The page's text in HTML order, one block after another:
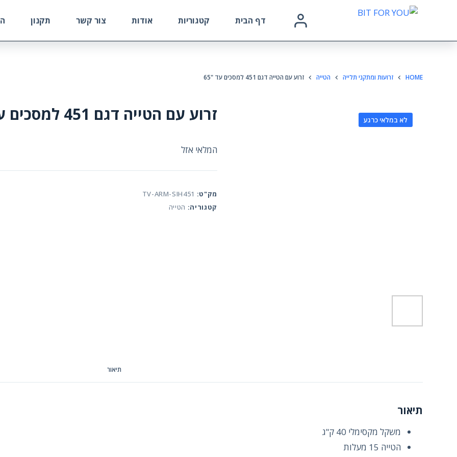
דף הבית קטגוריות אודות צור קשר תקנון
HOME זרועות ומתקני תלייה הטייה זרוע עם הטייה דגם 451 למסכים עד "65
לא במלאי כרגע זרוע עם הטייה דגם 451 למסכים עד "65
המלאי אזל
מק"ט: TV-ARM-SIH451
קטגוריה: הטייה
תיאור
תיאור
משקל מקסימלי 40 ק"ג
הטייה 15 מעלות